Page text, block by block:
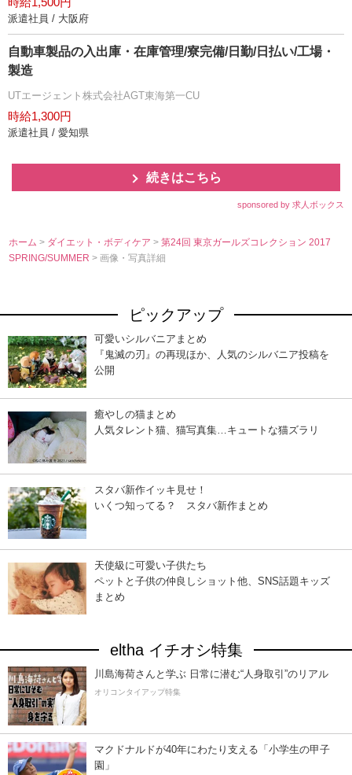
派遣社員 / 大阪府
自動車製品の入出庫・在庫管理/寮完備/日勤/日払い/工場・
製造
UTエージェント株式会社AGT東海第一CU
時給1,300円
派遣社員 / 愛知県
続きはこちら
sponsored by 求人ボックス
ホーム > ダイエット・ボディケア>第24回 東京ガールズコレクション 2017
SPRING/SUMMER> 画像・写真詳細
ピックアップ
可愛いシルバニアまとめ
『鬼滅の刃』の再現ほか、人気のシルバニア投稿を
公開
癒やしの猫まとめ
人気タレント猫、猫写真集…キュートな猫ズラリ
スタバ新作イッキ見せ！
いくつ知ってる？ スタバ新作まとめ
天使級に可愛い子供たち
ペットと子供の仲良しショット他、SNS話題キッズ
まとめ
eltha イチオシ特集
川島海荷さんと学ぶ 日常に潜む“人身取引”のリアル
オリコンタイアップ特集
マクドナルドが40年にわたり支える「小学生の甲子
園」